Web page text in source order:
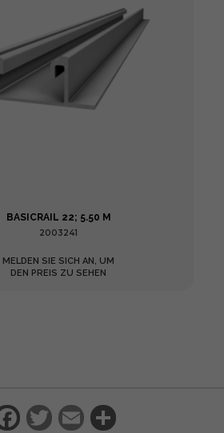
BASICRAIL 22; 5.50 M
2003241
MELDEN SIE SICH AN, UM
DEN PREIS ZU SEHEN
Facebook
Twitter
Email